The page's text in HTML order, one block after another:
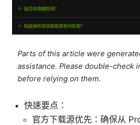
Parts of this article were
assistance. Please double-check
before relying on them.
快速要点：
官方下载源优先：确保从